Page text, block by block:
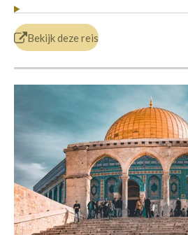
Bekijk deze reis